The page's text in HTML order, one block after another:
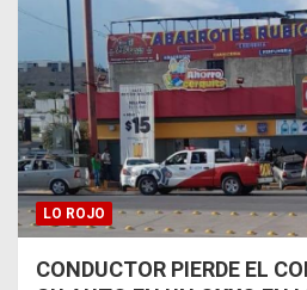
LO ROJO
CONDUCTOR PIERDE EL